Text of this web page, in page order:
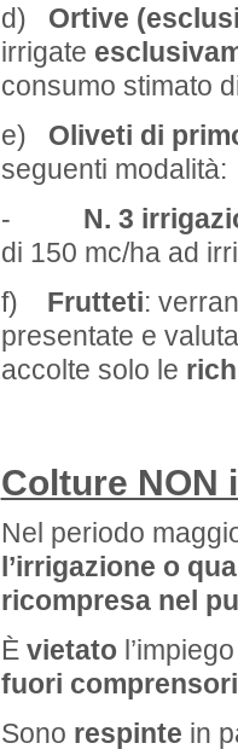
d) Ortive
irrigate
consumo stimato
e) Oliveti di
seguenti modalità:
- N. 3
di 150 mc/ha ad
f) Frutteti:
presentate e
accolte solo le
Colture NON
Nel periodo
l’irrigazione o
ricompresa nel
È vietato
fuori
Sono respinte in